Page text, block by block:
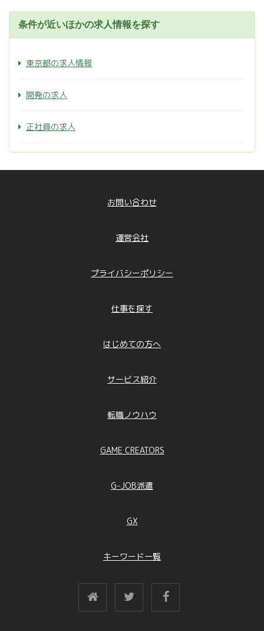
条件が近いほかの求人情報を探す
東京都の求人情報
開発の求人
正社員の求人
お問い合わせ
運営会社
プライバシーポリシー
仕事を探す
はじめての方へ
サービス紹介
転職ノウハウ
GAME CREATORS
G-JOB派遣
GX
キーワード一覧